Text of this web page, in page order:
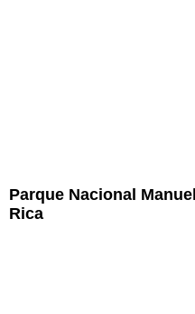
Parque Nacional
Rica